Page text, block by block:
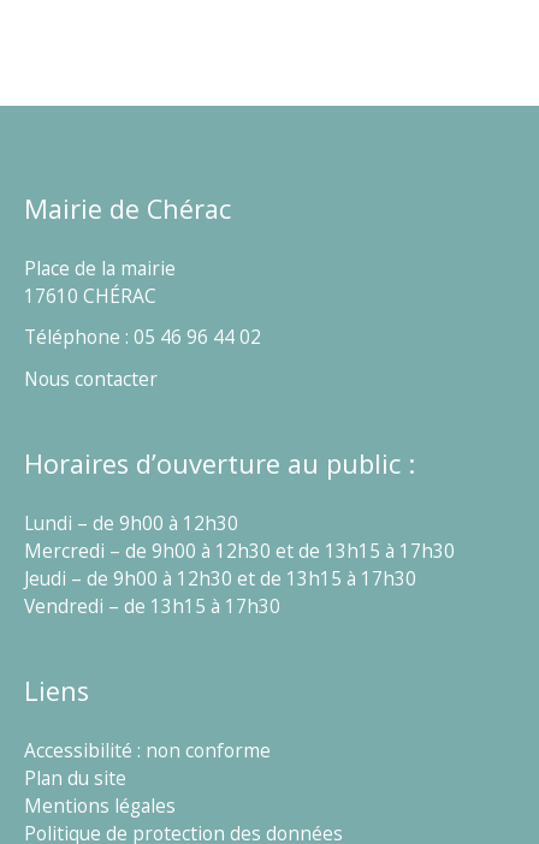
Mairie de Chérac
Place de la mairie
17610 CHÉRAC
Téléphone : 05 46 96 44 02
Nous contacter
Horaires d’ouverture au public :
Lundi – de 9h00 à 12h30
Mercredi – de 9h00 à 12h30 et de 13h15 à 17h30
Jeudi – de 9h00 à 12h30 et de 13h15 à 17h30
Vendredi – de 13h15 à 17h30
Liens
Accessibilité : non conforme
Plan du site
Mentions légales
Politique de protection des données